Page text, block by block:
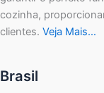
cozinha,
clientes. Veja Mais…
Brasil